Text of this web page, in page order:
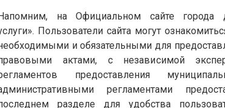
на Официальном сайте города
Пользователи сайта могут
и обязательными для
актами, с независимой
предоставления
регламентами
разделе для удобства